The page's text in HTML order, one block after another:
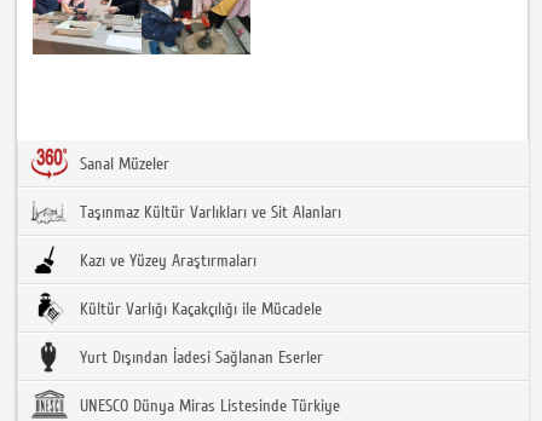
Sanal Müzeler
Taşınmaz Kültür Varlıkları ve Sit Alanları
Kazı ve Yüzey Araştırmaları
Kültür Varlığı Kaçakçılığı ile Mücadele
Yurt Dışından İadesi Sağlanan Eserler
UNESCO Dünya Miras Listesinde Türkiye